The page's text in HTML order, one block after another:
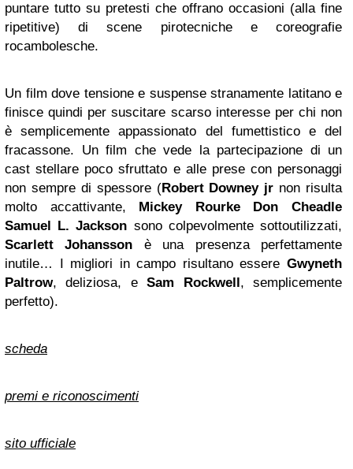
puntare tutto su pretesti che offrano occasioni (alla fine
ripetitive) di scene pirotecniche e coreografie
rocambolesche.
Un film dove tensione e suspense stranamente latitano e
finisce quindi per suscitare scarso interesse per chi non
è semplicemente appassionato del fumettistico e del
fracassone. Un film che vede la partecipazione di un
cast stellare poco sfruttato e alle prese con personaggi
non sempre di spessore (Robert Downey jr non risulta
molto accattivante, Mickey Rourke
Don Cheadle
Samuel L. Jackson sono colpevolmente sottoutilizzati,
Scarlett Johansson è una presenza perfettamente
inutile… I migliori in campo risultano essere Gwyneth
Paltrow, deliziosa, eSam Rockwell, semplicemente
perfetto).
scheda
premi e riconoscimenti
sito ufficiale